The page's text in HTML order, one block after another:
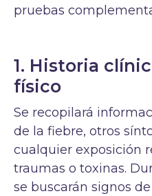
pruebas
1. Historia
físico
Se recopilará
de la fiebre, otros
cualquier exposición
traumas o toxinas.
se buscarán signos